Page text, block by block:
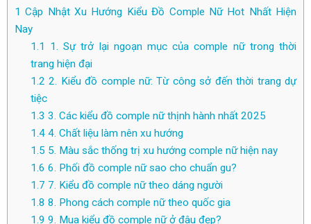
1 Cập Nhật Xu Hướng Kiểu Đồ Comple Nữ Hot Nhất Hiện
Nay
1.1 1. Sự trở lại ngoạn mục của comple nữ trong thời
trang hiện đại
1.2 2. Kiểu đồ comple nữ: Từ công sở đến thời trang dự
tiệc
1.3 3. Các kiểu đồ comple nữ thịnh hành nhất 2025
1.44. Chất liệu làm nên xu hướng
1.5 5. Màu sắc thống trị xu hướng comple nữ hiện nay
1.6 6. Phối đồ comple nữ sao cho chuẩn gu?
1.7 7. Kiểu đồ comple nữ theo dáng người
1.8 8. Phong cách comple nữ theo quốc gia
1.9 9. Mua kiểu đồ comple nữ ở đâu đẹp?